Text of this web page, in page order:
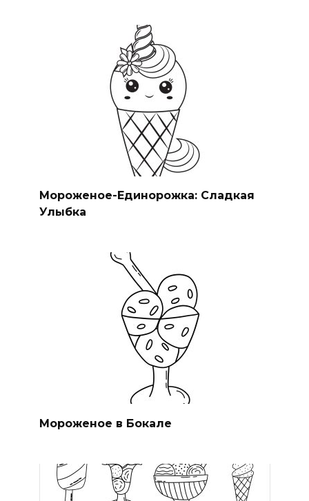
Мороженое-Единорожка: Сладкая
Улыбка
Мороженое в Бокале